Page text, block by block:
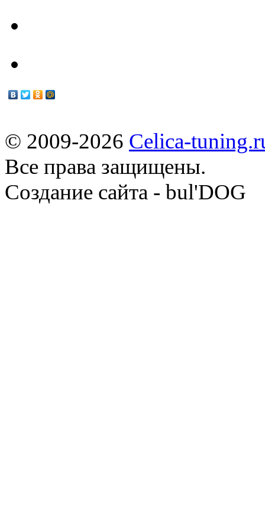
© 2009-2026 Celica-
Все права защищены.
Cоздание сайта - bul'DOG